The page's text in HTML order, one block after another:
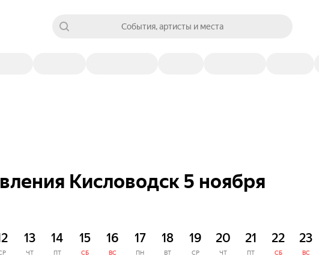
События, артисты и места
Кисловодск 5 ноября
13
ЧТ
14
ПТ
15
СБ
16
ВС
17
ПН
18
ВТ
19
СР
20
ЧТ
21
ПТ
22
СБ
23
ВС